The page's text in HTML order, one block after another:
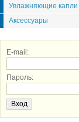
Увлажняющие капли
Аксессуары
E-mail:
Пароль: